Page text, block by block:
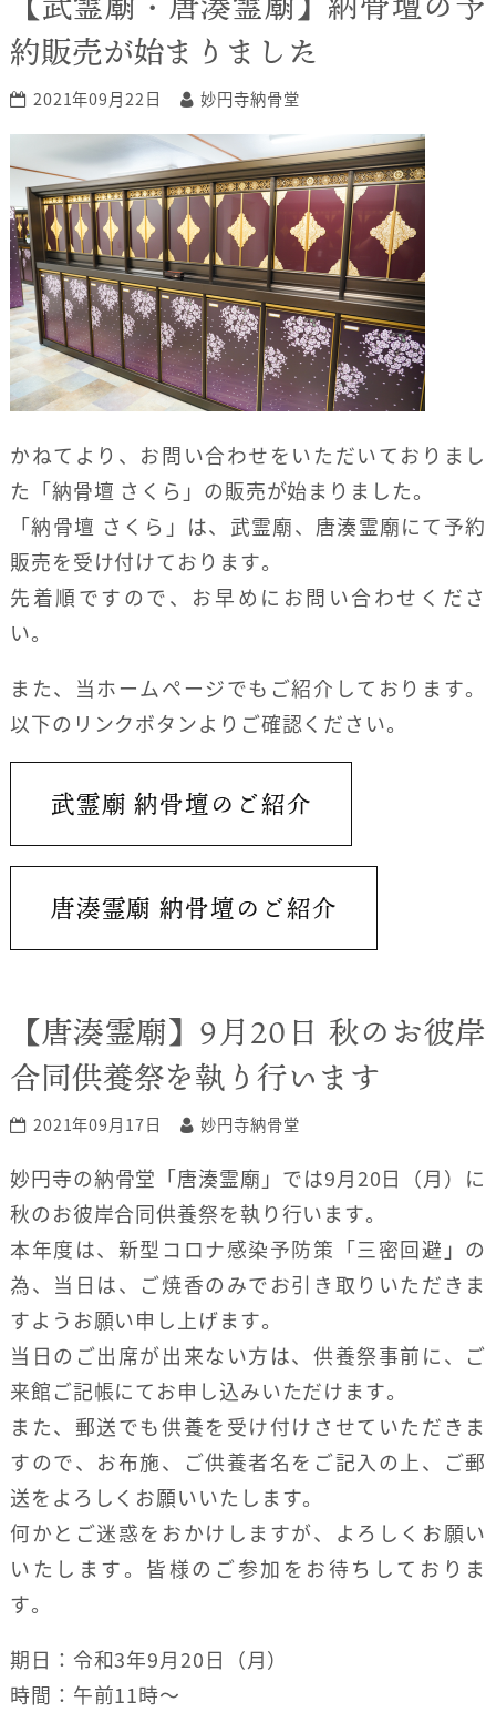
約販売が始まりました
2021年09月22日 妙円寺納骨堂
かねてより、お問い合わせをいただいておりまし
た「納骨壇 さくら」の販売が始まりました。
「納骨壇 さくら」は、武霊廟、唐湊霊廟にて予約
販売を受け付けております。
先着順ですので、お早めにお問い合わせくださ
い。
また、当ホームページでもご紹介しております。
以下のリンクボタンよりご確認ください。
武霊廟 納骨壇のご紹介
唐湊霊廟 納骨壇のご紹介
【唐湊霊廟】9月20日 秋のお彼岸
合同供養祭を執り行います
2021年09月17日 妙円寺納骨堂
妙円寺の納骨堂「唐湊霊廟」では9月20日（月）に
秋のお彼岸合同供養祭を執り行います。
本年度は、新型コロナ感染予防策「三密回避」の
為、当日は、ご焼香のみでお引き取りいただきま
すようお願い申し上げます。
当日のご出席が出来ない方は、供養祭事前に、ご
来館ご記帳にてお申し込みいただけます。
また、郵送でも供養を受け付けさせていただきま
すので、お布施、ご供養者名をご記入の上、ご郵
送をよろしくお願いいたします。
何かとご迷惑をおかけしますが、よろしくお願い
いたします。皆様のご参加をお待ちしておりま
す。
期日：令和3年9月20日（月）
時間：午前11時〜